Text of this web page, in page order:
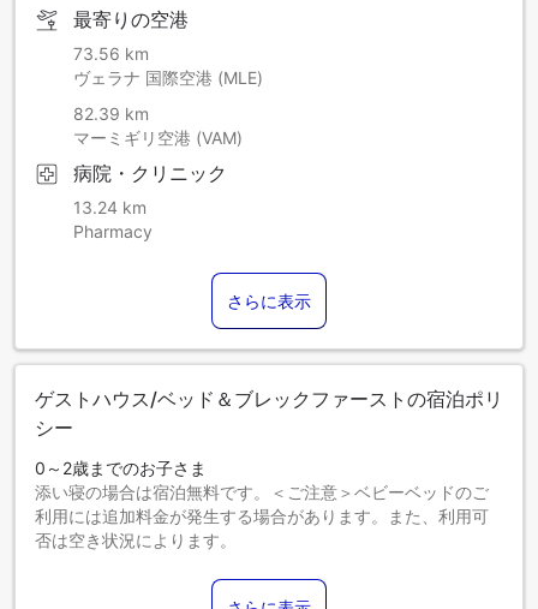
最寄りの空港
73.56 km
ヴェラナ 国際空港 (MLE)
82.39 km
マーミギリ空港 (VAM)
病院・クリニック
13.24 km
Pharmacy
さらに表示
ゲストハウス/ベッド＆ブレックファーストの宿泊ポリ
シー
0～2歳までのお子さま
添い寝の場合は宿泊無料です。＜ご注意＞ベビーベッドのご
利用には追加料金が発生する場合があります。また、利用可
否は空き状況によります。
添い寝の場合は宿泊無料です。